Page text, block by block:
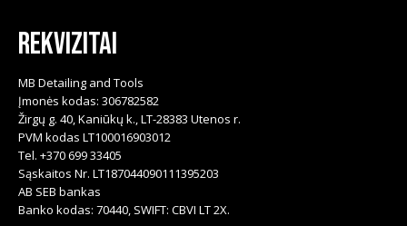
Rekvizitai
MB Detailing and Tools
Įmonės kodas: 306782582
Žirgų g. 40, Kaniūkų k., LT-28383 Utenos r.
PVM kodas LT100016903012
Tel. +370 699 33405
Sąskaitos Nr. LT187044090111395203
AB SEB bankas
Banko kodas: 70440, SWIFT: CBVI LT 2X.